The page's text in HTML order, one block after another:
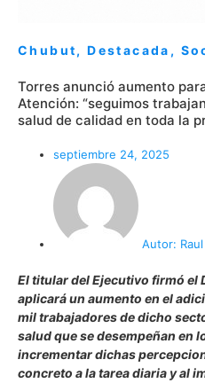
Chubut,Destacada ,
Torres anunció aumento
Atención: “seguimos
salud de calidad en toda la
septiembre 24, 2025
Autor:
El titular del Ejecutivo firmó el
aplicará un aumento en el
mil trabajadores de dicho
salud que se desempeñan en
incrementar dichas
concreto a la tarea diaria y al